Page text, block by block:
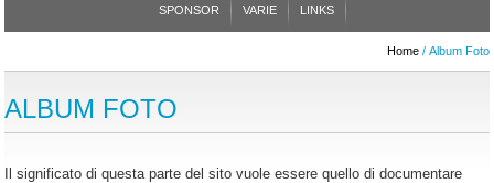
SPONSOR VARIE LINKS
Home/ Album Foto
ALBUM FOTO
Il significato di questa parte del sito vuole essere quello di documentare